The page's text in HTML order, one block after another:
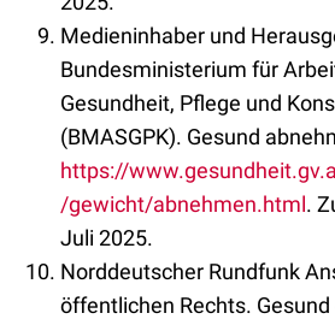
Medieninhaber und
Bundesministerium für
Gesundheit, Pflege und
(BMASGPK). Gesund
https://
/gewicht/abnehmen.html.
Juli 2025.
Norddeutscher Rundfunk
öffentlichen Rechts.